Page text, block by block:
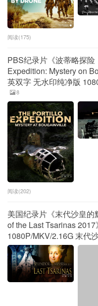
阅读(175)
PBS纪录片《波蒂略探
Expedition: Mystery on
英双字 无水印纯净版
8
阅读(202)
美国纪录片《末代沙皇
of the Last Tsarinas
1080P/MKV/2.16G 末代